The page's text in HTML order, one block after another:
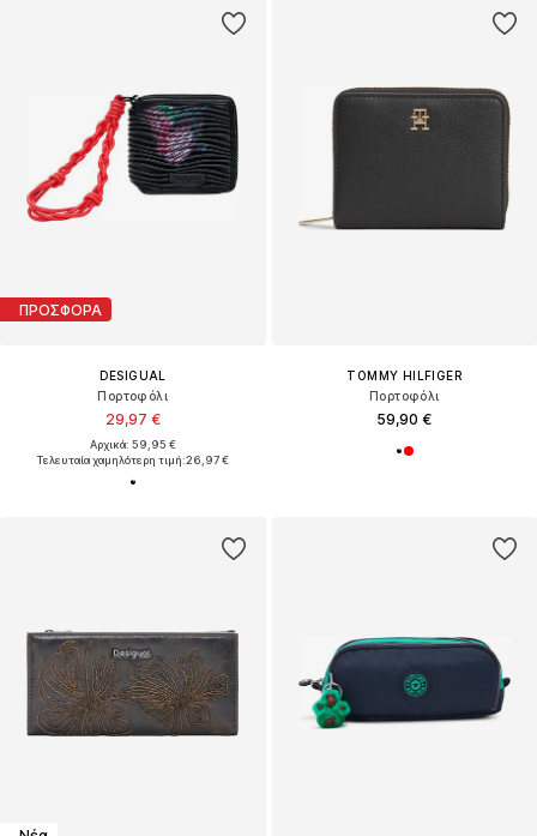
ΠΡΟΣΦΟΡΑ
DESIGUAL
Πορτοφόλι
29,97 €
Αρχικά: 59,95 €
Τελευταία χαμηλότερη τιμή:26,97 €
TOMMY HILFIGER
Πορτοφόλι
59,90 €